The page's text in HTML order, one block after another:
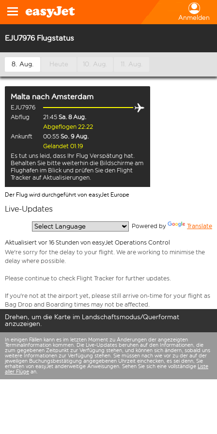
Anmelden
EJU7976 Flugstatus
8. Aug. Heute 10. Aug. 11. Aug.
Malta nach Amsterdam
EJU7976
Abflug
21:45 Sa. 8 Aug.
Abgeflogen 22:22
Ankunft
00:55 So. 9 Aug.
Gelandet 01:19
Es tut uns leid, dass Ihr Flug Verspätung hat.
Behalten Sie bitte weiterhin die Bildschirme am
Flughafen im Blick und prüfen Sie den Flight
Tracker auf Aktualisierungen.
Der Flug wird durchgeführt von easyJet Europe
Live-Updates
Powered by Translate
Aktualisiert vor 16 Stunden von easyJet Operations Control
We're sorry for the delay to your flight. We are working to minimise the
delay where possible.
Please continue to check Flight Tracker for further updates.
If you're not at the airport yet, please still arrive on-time for your flight as
Bag Drop and Boarding times may not be affected.
Drehen, um die Karte im Landschaftsmodus/Querformat
anzuzeigen.
In einigen Fällen kann es im letzten Moment zu Änderungen der angezeigten
Terminalinformation kommen. Die Live-Updates beruhen auf den Informationen, die
zum gegebenen Zeitpunkt zur Verfügung stehen, und können sich ändern, sobald uns
weitere Informationen zur Verfügung stehen. Sie müssen nach wie vor zu der auf der
jeweiligen Buchungsbestätigung angegebenen Uhrzeit einchecken, es sei denn, Sie
erhalten von easyJet anderweitige Anweisungen. Sehen Sie sich eine vollständige Liste
aller Flüge an.